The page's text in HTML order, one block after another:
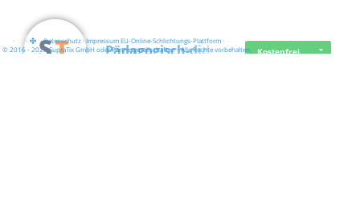
Pädagogisch-did… Kostenfrei
· · ·Datenschutz·Impressum EU-Online-Schlichtungs-Plattform·
© 2016 - 2026 SupraTix GmbH oder Partnergesellschaften - Alle Rechte vorbehalten.